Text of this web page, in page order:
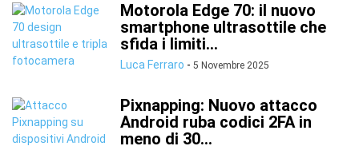
Motorola Edge 70: il nuovo
smartphone ultrasottile che
sfida i limiti...
Luca Ferraro - 5 Novembre 2025
Pixnapping: Nuovo attacco
Android ruba codici 2FA in
meno di 30...